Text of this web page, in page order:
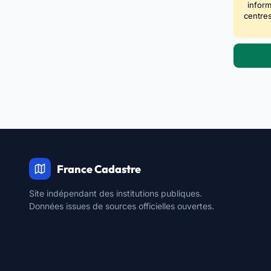
France Cadastre
Site indépendant des institutions publiques.
Données issues de sources officielles ouvertes.